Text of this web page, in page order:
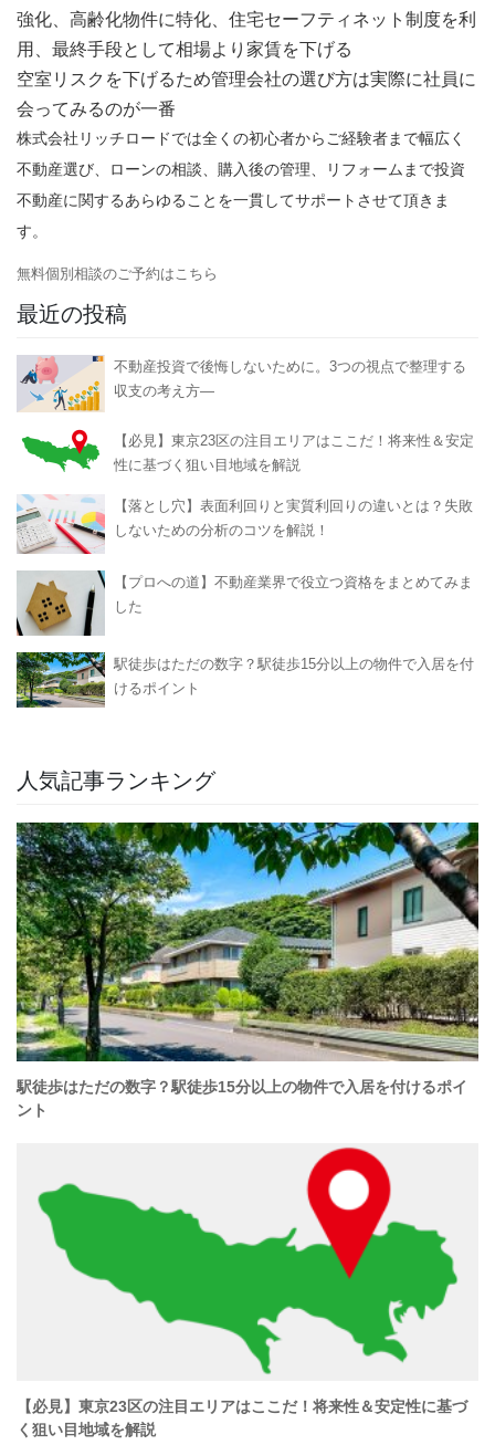
強化、高齢化物件に特化、住宅セーフティネット制度を利
用、最終手段として相場より家賃を下げる
空室リスクを下げるため管理会社の選び方は実際に社員に
会ってみるのが一番
株式会社リッチロードでは全くの初心者からご経験者まで幅広く
不動産選び、ローンの相談、購入後の管理、リフォームまで投資
不動産に関するあらゆることを一貫してサポートさせて頂きま
す。
無料個別相談のご予約はこちら
最近の投稿
不動産投資で後悔しないために。3つの視点で整理する
収支の考え方―
【必見】東京23区の注目エリアはここだ！将来性＆安定
性に基づく狙い目地域を解説
【落とし穴】表面利回りと実質利回りの違いとは？失敗
しないための分析のコツを解説！
【プロへの道】不動産業界で役立つ資格をまとめてみま
した
駅徒歩はただの数字？駅徒歩15分以上の物件で入居を付
けるポイント
人気記事ランキング